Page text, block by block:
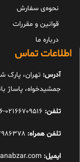
نحوه‌ی سفارش
قوانین و مقررات
درباره ما
اطلاعات تماس
آدرس: تهران، پارک
جمشیدخواه، پاساژ
تلفن:
تلفن همراه: 09362227747
ایمیل: